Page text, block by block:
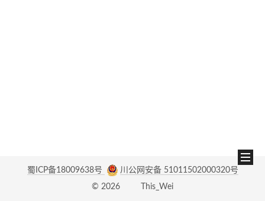
蜀ICP备18009638号
川公网安备 51011502000320号
© 2026 This_Wei